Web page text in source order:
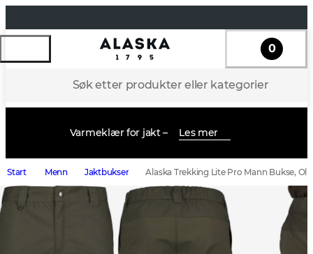
Søk etter produkter eller kategorier
0
Varmeklær for jakt – Les mer
Start Menn Jaktbukser Alaska Trekking Lite Pro Mann Bukse,